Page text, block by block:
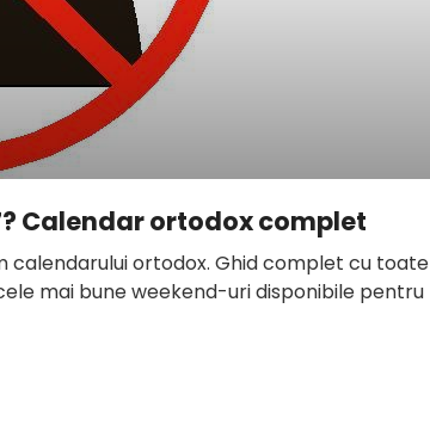
Calendar ortodox complet
calendarului ortodox. Ghid complet cu toate
mai bune weekend-uri disponibile pentru